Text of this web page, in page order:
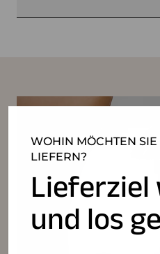
WOHIN MÖCHTEN
LIEFERN?
und los